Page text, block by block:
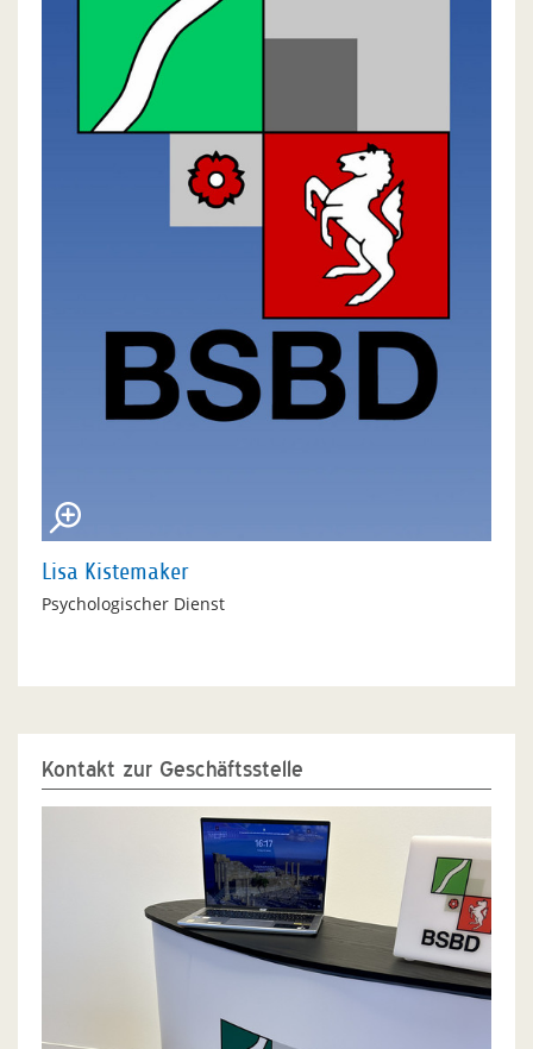
Lisa Kistemaker
Psychologischer Dienst
Kontakt zur Geschäftsstelle